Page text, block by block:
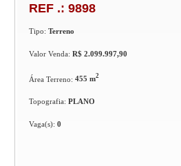
REF .: 9898
Tipo:Terreno
Valor Venda:R$ 2.099.997,90
Área Terreno:455 m2
Topografia:PLANO
Vaga(s):0